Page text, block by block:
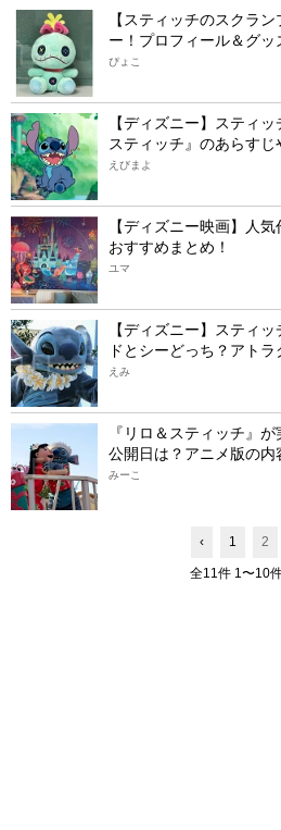
【スティッチのスクラ
ー！プロフィール＆グッ
ぴょこ
【ディズニー】スティ
スティッチ』のあらすじ
えびまよ
【ディズニー映画】人
おすすめまとめ！
ユマ
【ディズニー】スティ
ドとシーどっち？アト
えみ
『リロ＆スティッチ』
公開日は？アニメ版の内
みーこ
‹ 1 2
全11件 1〜10